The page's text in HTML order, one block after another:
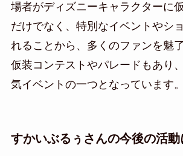
場者がディズニーキャラクターに
だけでなく、特別なイベントやシ
れることから、多くのファンを魅
仮装コンテストやパレードもあり
気イベントの一つとなっています。
すかいぶるぅさんの今後の活動